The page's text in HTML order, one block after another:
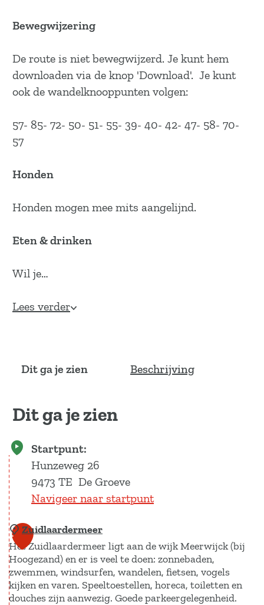
Bewegwijzering
De route is niet bewegwijzerd. Je kunt hem
downloaden via de knop 'Download'. Je kunt
ook de wandelknooppunten volgen:
57- 85- 72- 50- 51- 55- 39- 40- 42- 47- 58- 70-
57
Honden
Honden mogen mee mits aangelijnd.
Eten & drinken
Wil je…
Lees verder
Dit ga je zien Beschrijving
Dit ga je zien
Startpunt:
Hunzeweg 26
9473 TE De Groeve
Navigeer naar startpunt
1
Zuidlaardermeer
Het Zuidlaardermeer ligt aan de wijk Meerwijck (bij
Hoogezand) en er is veel te doen: zonnebaden,
zwemmen, windsurfen, wandelen, fietsen, vogels
kijken en varen. Speeltoestellen, horeca, toiletten en
douches zijn aanwezig. Goede parkeergelegenheid.